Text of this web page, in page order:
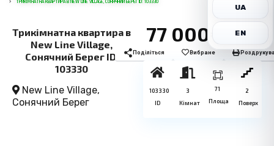
UA
EN
ТРИКІМНАТНА КВАРТИРА В NEW LINE VILLAGE, СОНЯЧНИЙ БЕРЕГ ID: 103330
Трикімнатна квартира в
New Line Village,
Сонячний Берег ID:
103330
New Line Village,
Сонячний Берег
77 000€
Поділіться Вибране
103330
ID
3
Кімнат
71
Площа
2
Поверх